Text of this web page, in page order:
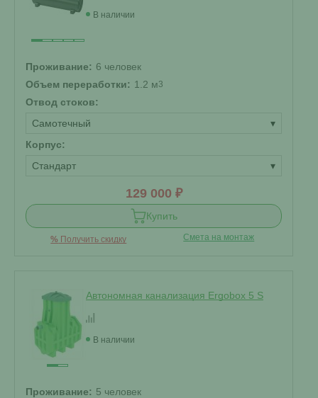
В наличии
Проживание: 6 человек
Объем переработки: 1.2 м3
Отвод стоков:
Самотечный
▾
Корпус:
Стандарт
▾
129 000 ₽
Купить
% Получить скидку Смета на монтаж
Автономная канализация Ergobox 5 S
В наличии
Проживание: 5 человек